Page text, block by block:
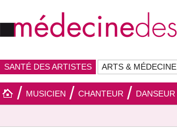
SANTÉ DES ARTISTES ARTS & MÉDECINE
MUSICIEN CHANTEUR DANSEUR